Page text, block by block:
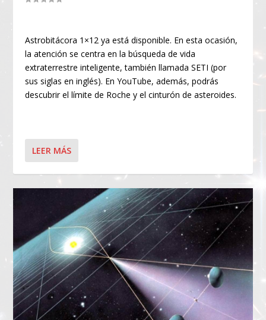
Astrobitácora 1×12 ya está disponible. En esta ocasión,
la atención se centra en la búsqueda de vida
extraterrestre inteligente, también llamada SETI (por
sus siglas en inglés). En YouTube, además, podrás
descubrir el límite de Roche y el cinturón de asteroides.
LEER MÁS